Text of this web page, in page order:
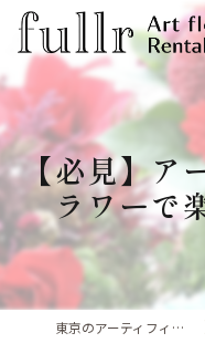
【必見】ア
ラワーで
東京のアーティフィシャルフラワーならfullr